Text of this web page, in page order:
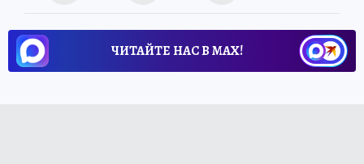
ЧИТАЙТЕ НАС В МАХ!